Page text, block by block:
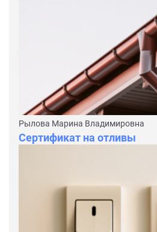
Рылова Марина Владимировна
Сертификат на отливы